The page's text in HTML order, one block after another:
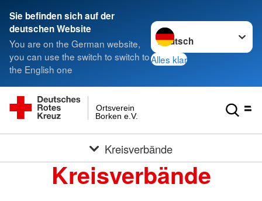
Sie befinden sich auf der
deutschen Website
You are on the German website,
you can use the switch to switch to
the English one
Sprache wechseln zu
Alles klar
Borken e.V.
Ortsverein
Kreisverbände
Kreisverbände